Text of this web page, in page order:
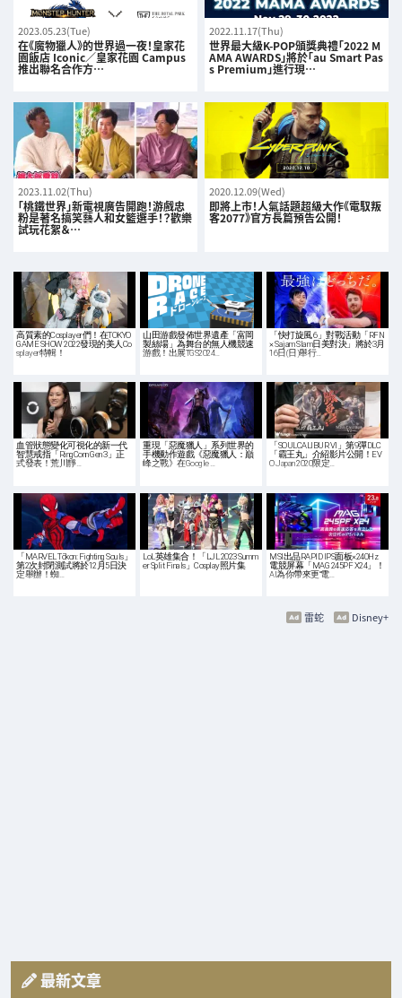
2023.05.23(Tue)
在《魔物獵人》的世界過一夜！皇家花
園飯店 Iconic／皇家花園 Campus
推出聯名合作方…
2022.11.17(Thu)
世界最大級K-POP頒獎典禮「2022 M
AMA AWARDS」將於「au Smart Pas
s Premium」進行現…
2023.11.02(Thu)
「桃鐵世界」新電視廣告開跑！游戲忠
粉是著名搞笑藝人和女籃選手！？歡樂
試玩花絮＆…
2020.12.09(Wed)
即將上市！人氣話題超級大作《電馭叛
客2077》官方長篇預告公開！
高質素的Cosplayer們！在TOKYO
GAME SHOW 2022發現的美人Co
splayer特輯！
山田游戲發佈世界遺產「富岡
製絲場」為舞台的無人機競速
游戲！出展TGS2024…
「快打旋風 6」對戰活動「RFN
× Sajam Slam日美對決」將於3月
16日(日)舉行…
血管狀態變化可視化的新一代
智慧戒指「RingConn Gen 3」正
式發表！荒川靜…
重現「惡魔獵人」系列世界的
手機動作遊戲《惡魔獵人：巔
峰之戰》在Google …
「SOULCALIBUR VI」第9彈DLC
「霸王丸」介紹影片公開！EV
O Japan 2020限定…
「MARVEL Tōkon: Fighting Souls」
第2次封閉測試將於12月5日決
定舉辦！蜘…
LoL英雄集合！「LJL 2023 Summ
er Split Finals」Cosplay照片集
MSI出品RAPID IPS面板×240Hz
電競屏幕「MAG 245PF X24」！
AI為你帶來更“電…
Disney+
雷蛇
最新文章